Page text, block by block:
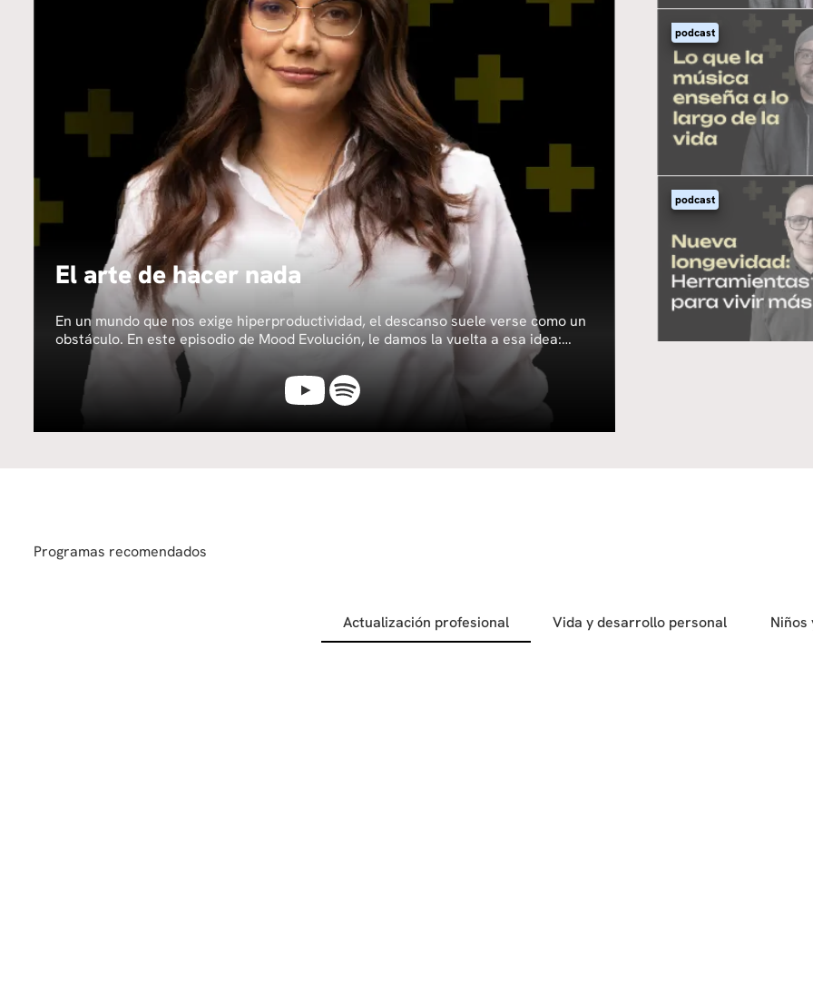
El arte de hacer nada
En un mundo que nos exige hiperproductividad, el descanso suele verse como un
obstáculo. En este episodio de Mood Evolución, le damos la vuelta a esa idea:
descubre cómo las pausas conscientes pueden ayudarte a reducir el estrés,
reconectar contigo mismo y fortalecer tu bienestar.
podcast
podcast
Programas recomendados
Actualización profesional Vida y desarrollo personal Niños